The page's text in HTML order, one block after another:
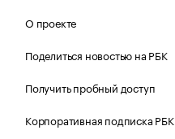
О проекте
Поделиться новостью на РБК
Получить пробный доступ
Корпоративная подписка РБК